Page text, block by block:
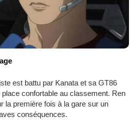
est battu par Kanata et sa GT86
confortable au classement. Ren
la première fois à la gare sur un
conséquences.